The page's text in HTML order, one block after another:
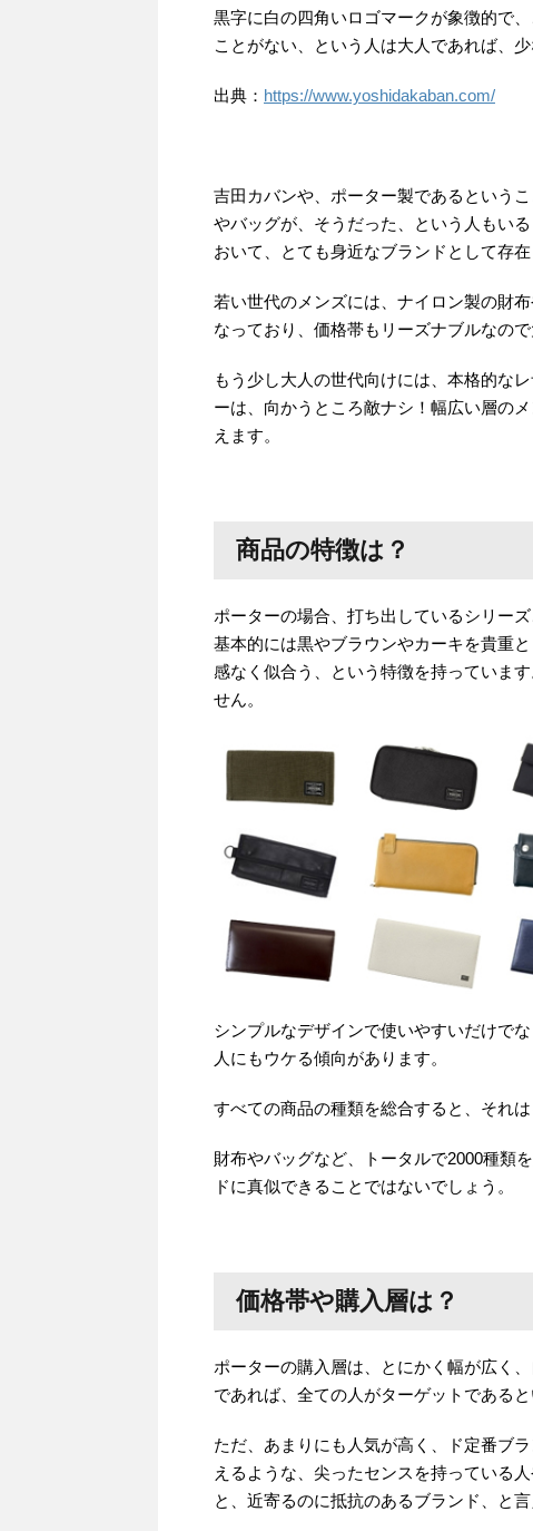
黒字に白の四角いロゴマークが象徴的で
ことがない、という人は大人であれば、少
出典： https://www.yoshidakaban.com/
吉田カバンや、ポーター製であるという
やバッグが、そうだった、という人もい
おいて、とても身近なブランドとして存在
若い世代のメンズには、ナイロン製の財
なっており、価格帯もリーズナブルなので
もう少し大人の世代向けには、本格的な
ーは、向かうところ敵ナシ！幅広い層の
えます。
商品の特徴は？
ポーターの場合、打ち出しているシリー
基本的には黒やブラウンやカーキを貴重
感なく似合う、という特徴を持っていま
せん。
シンプルなデザインで使いやすいだけで
人にもウケる傾向があります。
すべての商品の種類を総合すると、それ
財布やバッグなど、トータルで2000種類
ドに真似できることではないでしょう。
価格帯や購入層は？
ポーターの購入層は、とにかく幅が広く
であれば、全ての人がターゲットである
ただ、あまりにも人気が高く、ド定番ブ
えるような、尖ったセンスを持っている
と、近寄るのに抵抗のあるブランド、と言